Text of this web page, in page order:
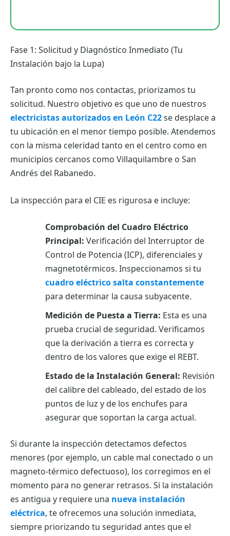
Fase 1: Solicitud y Diagnóstico Inmediato (Tu
Instalación bajo la Lupa)
Tan pronto como nos contactas, priorizamos tu
solicitud. Nuestro objetivo es que uno de nuestros
electricistas autorizados en León C22se desplace a
tu ubicación en el menor tiempo posible. Atendemos
con la misma celeridad tanto en el centro como en
municipios cercanos como Villaquilambre o San
Andrés del Rabanedo.
La inspección para el CIE es rigurosa e incluye:
Comprobación del Cuadro Eléctrico
Principal: Verificación del Interruptor de
Control de Potencia (ICP), diferenciales y
magnetotérmicos. Inspeccionamos si tu
cuadro eléctrico salta constantemente
para determinar la causa subyacente.
Medición de Puesta a Tierra: Esta es una
prueba crucial de seguridad. Verificamos
que la derivación a tierra es correcta y
dentro de los valores que exige el REBT.
Estado de la Instalación General: Revisión
del calibre del cableado, del estado de los
puntos de luz y de los enchufes para
asegurar que soportan la carga actual.
Si durante la inspección detectamos defectos
menores (por ejemplo, un cable mal conectado o un
magneto-térmico defectuoso), los corregimos en el
momento para no generar retrasos. Si la instalación
es antigua y requiere una nueva instalación
eléctrica, te ofrecemos una solución inmediata,
siempre priorizando tu seguridad antes que el